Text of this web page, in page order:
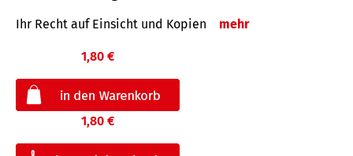
Ihr Recht auf Einsicht und Kopien mehr
1,80 €
1,80 €